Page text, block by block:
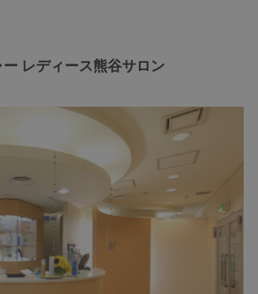
レディース熊谷サロン